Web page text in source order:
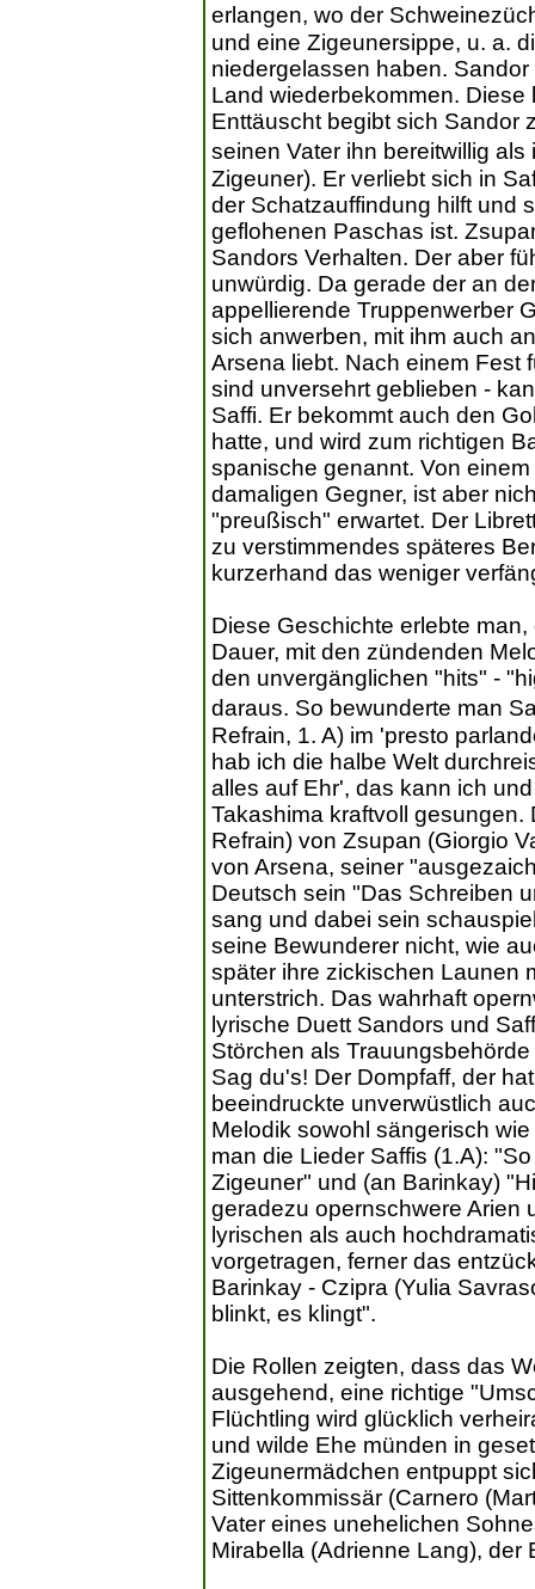
erlangen, wo der
und eine Zigeunersippe, u. a.
niedergelassen haben.
Land wiederbekommen.
Enttäuscht begibt sich Sandor
seinen Vater ihn bereitwillig
Zigeuner). Er verliebt sich in
der Schatzauffindung hilft und
geflohenen Paschas ist.
Sandors Verhalten. Der aber
unwürdig. Da gerade der an
appellierende Truppenwerber
sich anwerben, mit ihm auch
Arsena liebt. Nach einem Fest
sind unversehrt geblieben -
Saffi. Er bekommt auch den
hatte, und wird zum richtigen
spanische genannt. Von
damaligen Gegner, ist aber
"preußisch" erwartet. Der
zu verstimmendes späteres
kurzerhand das weniger
Diese Geschichte erlebte
Dauer, mit den zündenden
den unvergänglichen "hits" -
daraus. So bewunderte man
Refrain, 1. A) im 'presto
hab ich die halbe Welt
alles auf Ehr', das kann ich
Takashima kraftvoll gesungen.
Refrain) von Zsupan (Giorgio
von Arsena, seiner
Deutsch sein "Das Schreiben
sang und dabei sein
seine Bewunderer nicht, wie
später ihre zickischen Launen
unterstrich. Das wahrhaft
lyrische Duett Sandors und
Störchen als
Sag du's! Der Dompfaff, der
beeindruckte unverwüstlich
Melodik sowohl sängerisch
man die Lieder Saffis (1.A):
Zigeuner" und (an Barinkay)
geradezu opernschwere Arien
lyrischen als auch
vorgetragen, ferner das
Barinkay - Czipra (Yulia
blinkt, es klingt".
Die Rollen zeigten, dass das
ausgehend, eine richtige
Flüchtling wird glücklich
und wilde Ehe münden in
Zigeunermädchen entpuppt
Sittenkommissär (Carnero
Vater eines unehelichen
Mirabella (Adrienne Lang), der